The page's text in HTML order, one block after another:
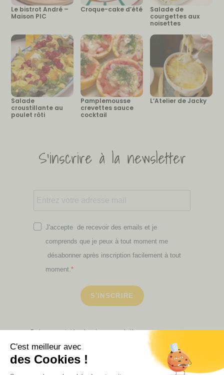
Le bistrot André –
Maison PIC
Croque-cake d’été
Salade de
courgettes aux
noisettes
Salade
croustillante au
poulet rôti
Pamplemousse
crevettes sauce
cocktail
L’Atelier de Jacky
S'inscrire à la newsletter
J'accepte de recevoir des emails et je
comprends que je peux à tout moment me
désabonner après inscription facilement à tout
moment.
S'INSCRIRE
Retrouvez ici toutes les newsletters que vous avez